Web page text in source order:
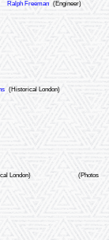
Ralph Freeman (Engineer)
(Historical London)
London)
(Photos